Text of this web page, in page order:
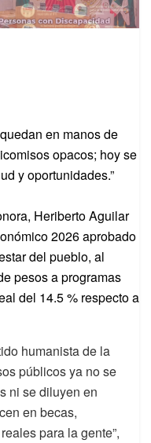
en manos de
opacos; hoy se
y oportunidades.”
Heriberto Aguilar
2026 aprobado
del pueblo, al
pesos a programas
del 14.5 % respecto a
humanista de la
públicos ya no se
ni se diluyen en
en becas,
para la gente”,